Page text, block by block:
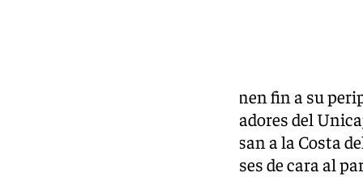
Los internacionales cajistas ponen fin a su
y los jugadores del
respectivos compromisos regresan a la Costa
recibieron la llamada de sus países de cara al